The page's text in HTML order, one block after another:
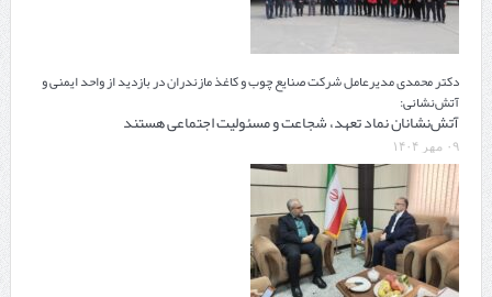
دکتر محمدی مدیرعامل شرکت صنایع چوب و کاغذ مازندران در بازدید از واحد ایمنی و
آتش‌نشانی:
آتش‌نشانان نماد تعهد، شجاعت و مسئولیت اجتماعی هستند
۰۹ مهر ۱۴۰۴